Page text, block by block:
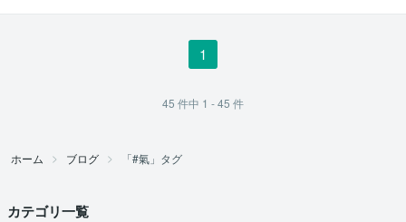
1
45 件中 1 - 45 件
ホーム ブログ 「#氣」タグ
カテゴリ一覧